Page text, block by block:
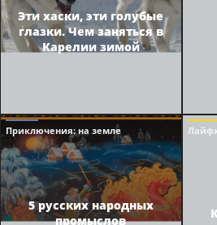
Эти хаски, эти голубые
глазки. Чем заняться в
Карелии зимой
Приключения: на земле
5 русских народных
промыслов